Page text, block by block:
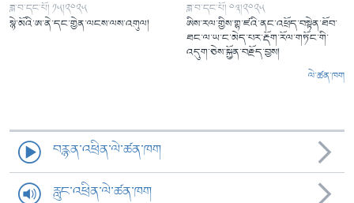
ཟླ་བ་དང་པོ། ༡༥།༢༠༢༥
སྙེ་མོའི་ཨ་ནེ་དང་གྱེན་ལངས་ལས་འགུལ།
ཟླ་བ་དང་པོ། ༠༣།༢༠༢༥
ཨིས་རལ་གྱིས་གྷ་ཛའི་ནང་འཕྲོད་བསྟེན་ཐོབ་
ཐང་ལ་ཡ་ང་མེད་པར་རྡོག་རོལ་གཏོང་གི་
འདུག་ཅེས་སྐྱོན་བརྗོད་བྱས།
ལེ་ཚན་ཁག
བརྙན་འཕྲིན་ལེ་ཚན་ཁག
རླུང་འཕྲིན་ལེ་ཚན་ཁག